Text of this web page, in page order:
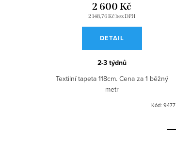
2 148,76 Kč bez DPH
2 600 Kč
DETAIL
2-3 týdnů
Textilní tapeta 118cm. Cena za 1 běžný
metr
Kód: 9477